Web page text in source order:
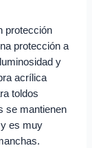
protección
protección a
y
acrílica
toldos
se mantienen
es muy